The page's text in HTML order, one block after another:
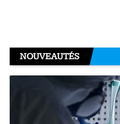
NOUVEAUTÉS